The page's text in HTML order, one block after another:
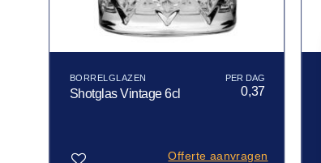
BORRELGLAZEN
Shotglas Vintage 6cl 0,37
Offerte aanvragen